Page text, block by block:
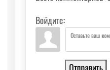
Войдите:
Отправить